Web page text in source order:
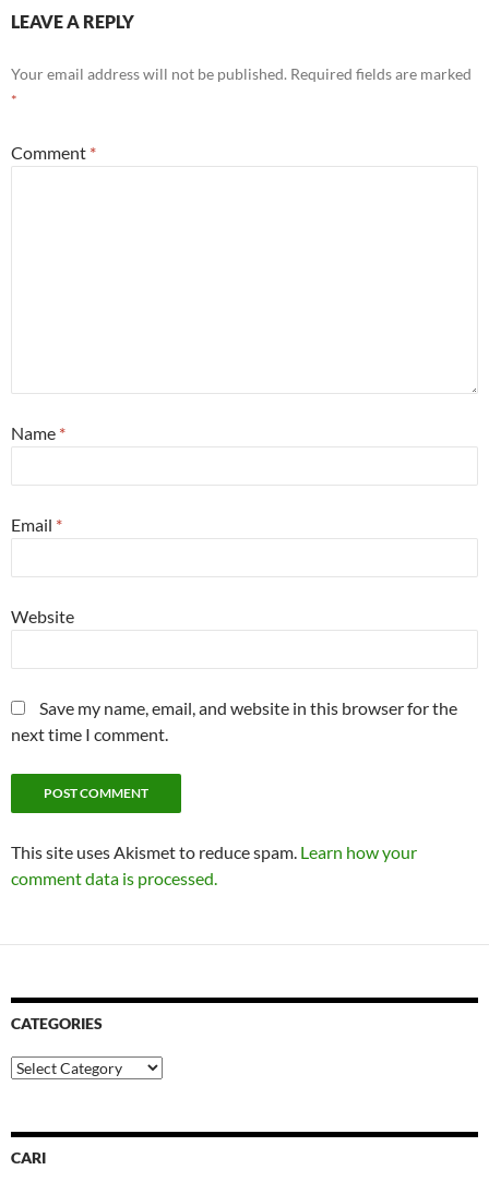
LEAVE A REPLY
Your email address will not be published. Required fields are marked
*
Comment *
Name *
Email *
Website
Save my name, email, and website in this browser for the
next time I comment.
This site uses Akismet to reduce spam. Learn how your
comment data is processed.
CATEGORIES
Categories
CARI